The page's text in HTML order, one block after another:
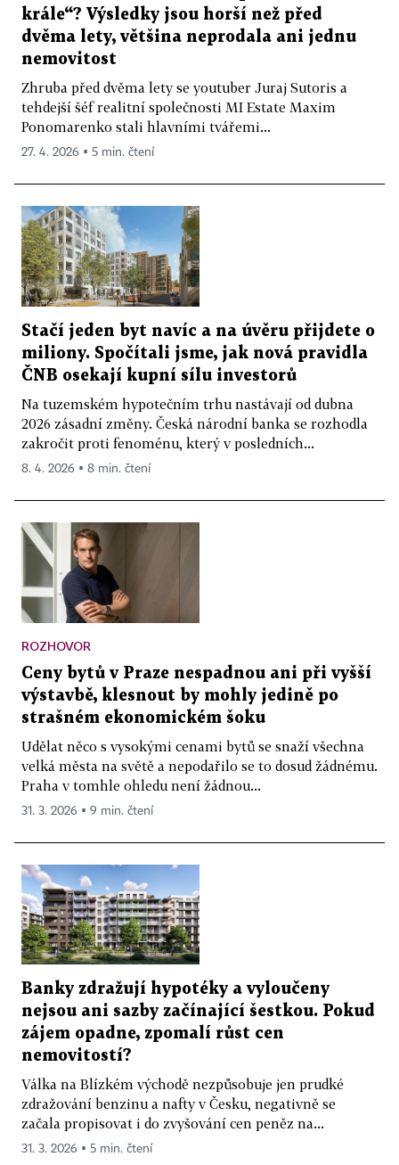
krále“? Výsledky jsou horší než před
dvěma lety, většina neprodala ani jednu
nemovitost
Zhruba před dvěma lety se youtuber Juraj Sutoris a
tehdejší šéf realitní společnosti MI Estate Maxim
Ponomarenko stali hlavními tvářemi...
27. 4. 2026 ▪ 5 min. čtení
Stačí jeden byt navíc a na úvěru přijdete o
miliony. Spočítali jsme, jak nová pravidla
ČNB osekají kupní sílu investorů
Na tuzemském hypotečním trhu nastávají od dubna
2026 zásadní změny. Česká národní banka se rozhodla
zakročit proti fenoménu, který v posledních...
8. 4. 2026 ▪ 8 min. čtení
ROZHOVOR
Ceny bytů v Praze nespadnou ani při vyšší
výstavbě, klesnout by mohly jedině po
strašném ekonomickém šoku
Udělat něco s vysokými cenami bytů se snaží všechna
velká města na světě a nepodařilo se to dosud žádnému.
Praha v tomhle ohledu není žádnou...
31. 3. 2026 ▪ 9 min. čtení
Banky zdražují hypotéky a vyloučeny
nejsou ani sazby začínající šestkou. Pokud
zájem opadne, zpomalí růst cen
nemovitostí?
Válka na Blízkém východě nezpůsobuje jen prudké
zdražování benzinu a nafty v Česku, negativně se
začala propisovat i do zvyšování cen peněz na...
31. 3. 2026 ▪ 5 min. čtení